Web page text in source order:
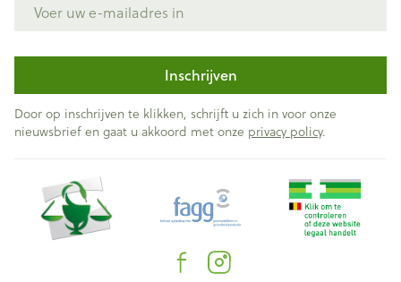
Inschrijven
Door op inschrijven te klikken, schrijft u zich in voor onze
nieuwsbrief en gaat u akkoord met onze privacy policy.